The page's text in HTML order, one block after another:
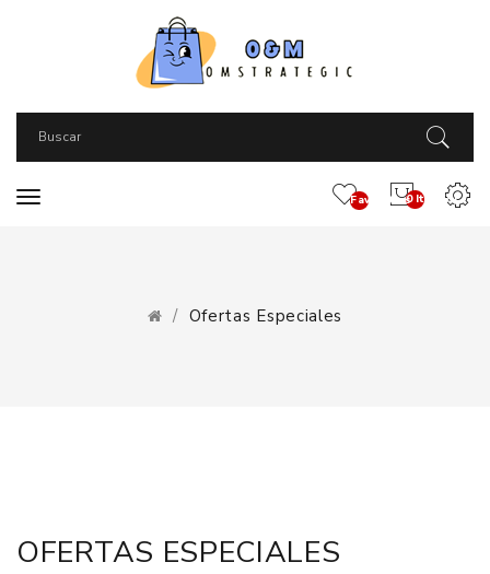
0 Item(s) -
Favoritos
Ofertas Especiales
OFERTAS ESPECIALES